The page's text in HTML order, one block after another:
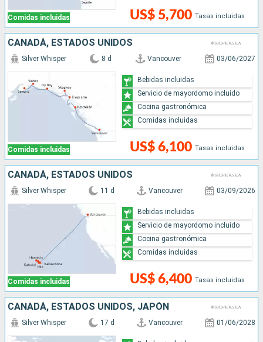
Comidas incluidas US$ 5,700 Tasas incluidas
CANADÁ, ESTADOS UNIDOS
Comidas incluidas
Silver Whisper 8 d Vancouver 03/06/2027
US$ 6,100 Tasas incluidas
Bebidas incluidas
Servicio de mayordomo incluido
Cocina gastronómica
Comidas incluidas
CANADÁ, ESTADOS UNIDOS
Comidas incluidas
Silver Whisper 11 d Vancouver 03/09/2026
US$ 6,400 Tasas incluidas
Bebidas incluidas
Servicio de mayordomo incluido
Cocina gastronómica
Comidas incluidas
CANADÁ, ESTADOS UNIDOS, JAPÓN
Silver Whisper 17 d Vancouver 01/06/2028